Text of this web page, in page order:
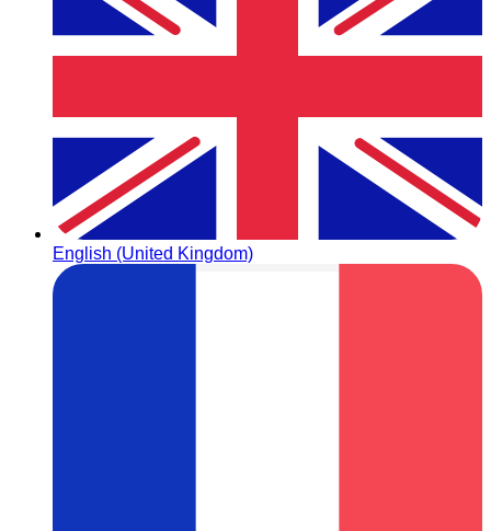
English (United Kingdom)